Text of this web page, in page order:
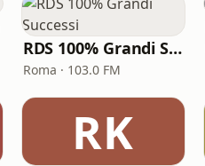
RDS 100% Grandi Successi
Roma · 103.0 FM
RK